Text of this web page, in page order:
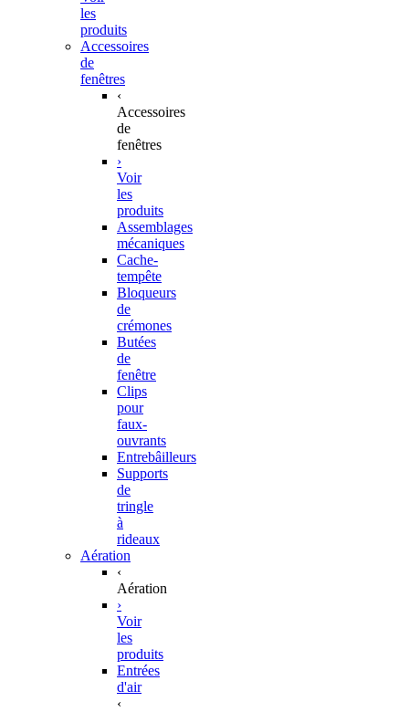
les
produits
Accessoires
de
fenêtres
‹
Accessoires
de
fenêtres
›
Voir
les
produits
Assemblages
mécaniques
Cache-
tempête
Bloqueurs
de
crémones
Butées
de
fenêtre
Clips
pour
faux-
ouvrants
Entrebâilleurs
Supports
de
tringle
à
rideaux
Aération
‹
Aération
›
Voir
les
produits
Entrées
d'air
‹